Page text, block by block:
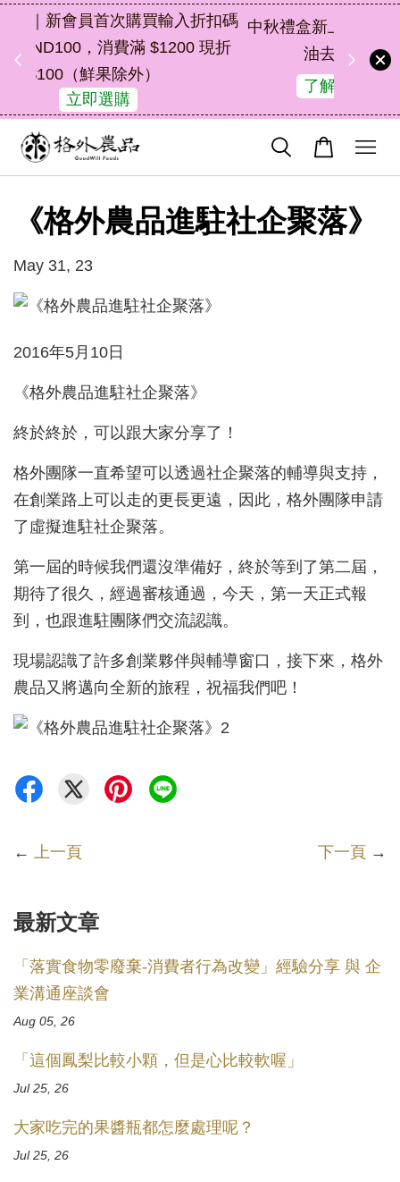
中秋禮盒新上市｜橘皮植萃永續好禮，解
油去味・送禮自用兩相宜
了解詳情
《格外農品進駐社企聚落》
May 31, 23
2016年5月10日
《格外農品進駐社企聚落》
終於終於，可以跟大家分享了！
格外團隊一直希望可以透過社企聚落的輔導與支持，
在創業路上可以走的更長更遠，因此，格外團隊申請
了虛擬進駐社企聚落。
第一屆的時候我們還沒準備好，終於等到了第二屆，
期待了很久，經過審核通過，今天，第一天正式報
到，也跟進駐團隊們交流認識。
現場認識了許多創業夥伴與輔導窗口，接下來，格外
農品又將邁向全新的旅程，祝福我們吧！
← 上一頁 下一頁 →
最新文章
「落實食物零廢棄-消費者行為改變」經驗分享 與 企
業溝通座談會
Aug 05, 26
「這個鳳梨比較小顆，但是心比較軟喔」
Jul 25, 26
大家吃完的果醬瓶都怎麼處理呢？
Jul 25, 26